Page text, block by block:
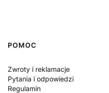
Linki w stopce
POMOC
Zwroty i reklamacje
Pytania i odpowiedzi
Regulamin